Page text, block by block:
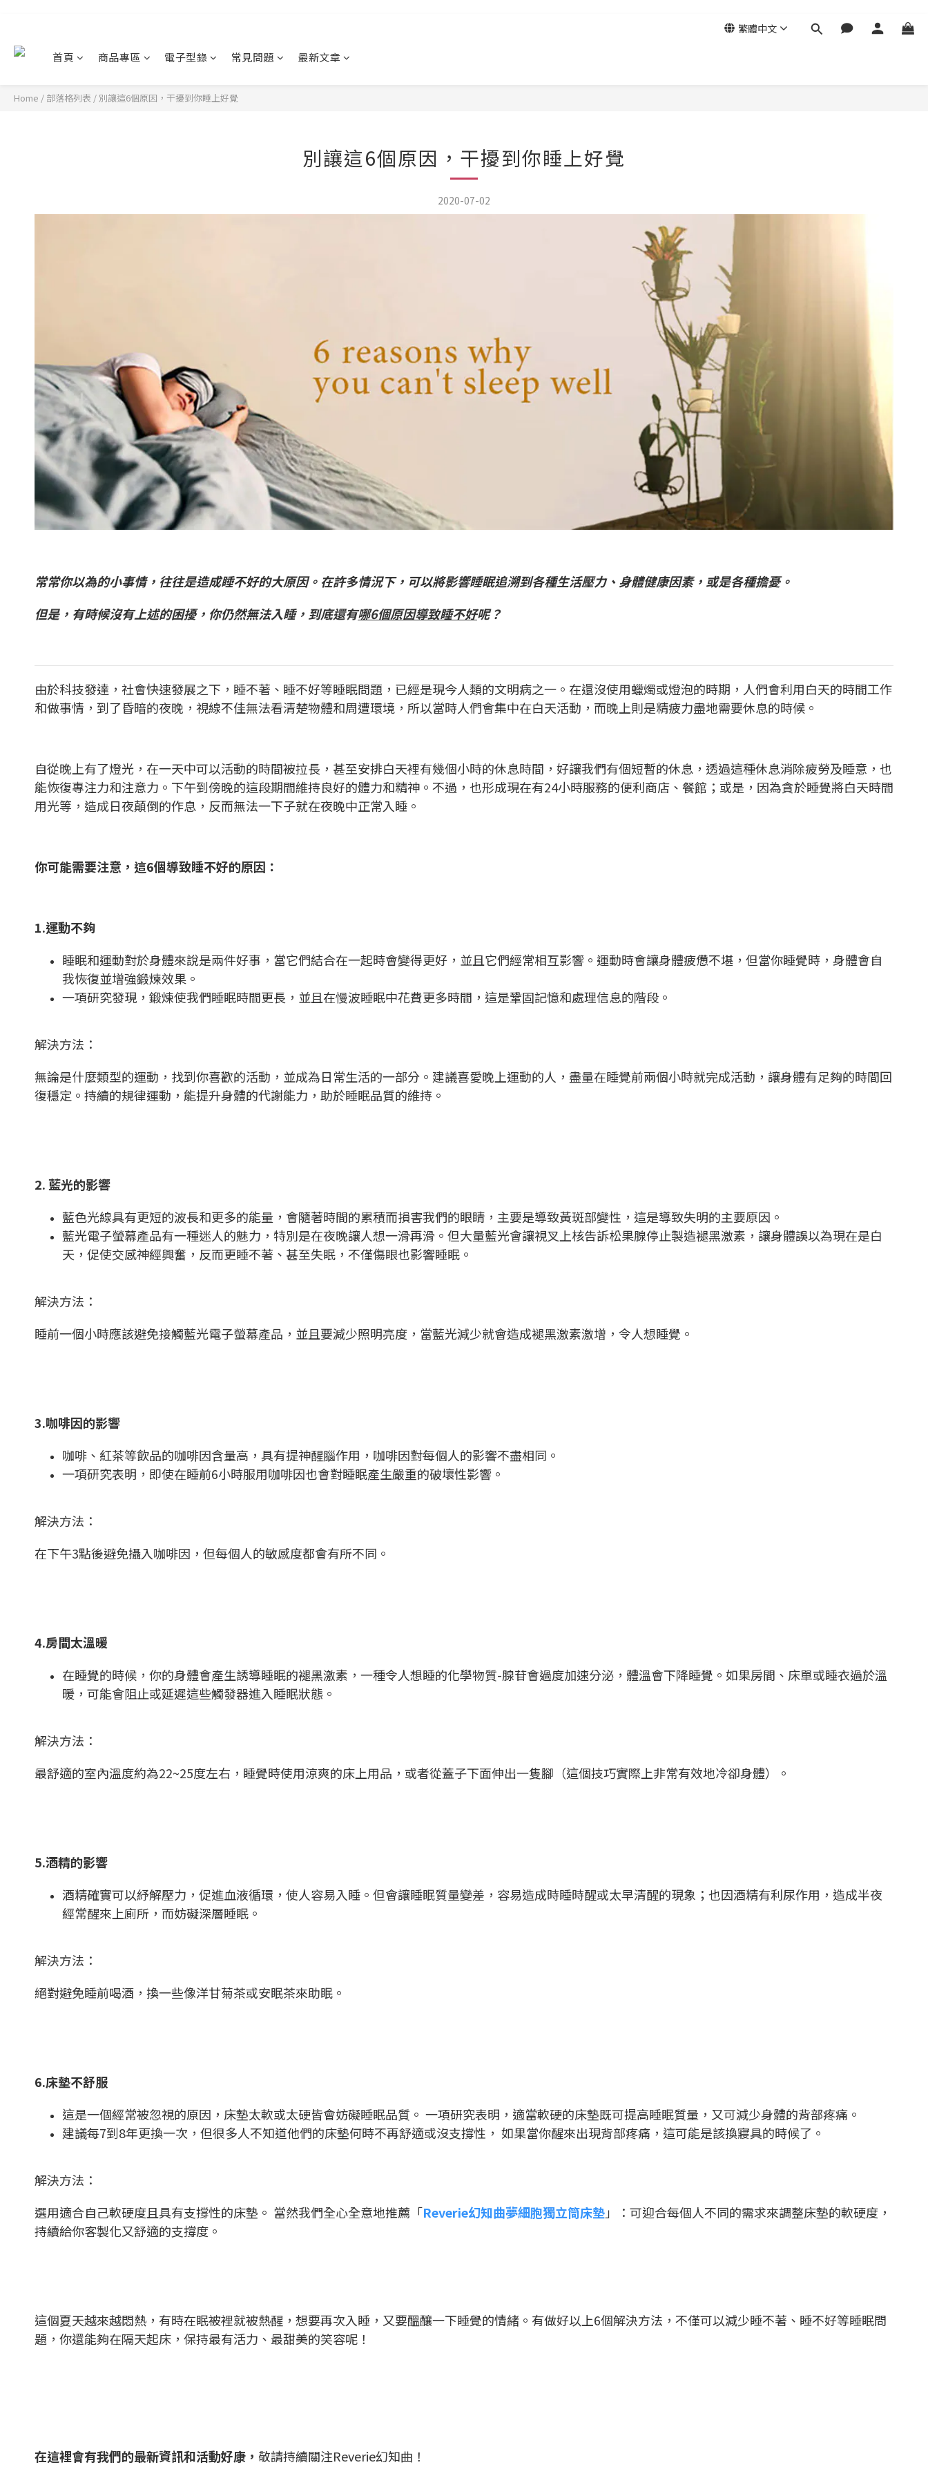
繁體中文
首頁 商品專區 電子型錄 常見問題 最新文章
Home / 部落格列表 / 別讓這6個原因，干擾到你睡上好覺
別讓這6個原因，干擾到你睡上好覺
2020-07-02
常常你以為的小事情，往往是造成睡不好的大原因。在許多情況下，可以將影響睡眠追溯到各種生活壓力、身體健康因素，或是各種擔憂。
但是，有時候沒有上述的困擾，你仍然無法入睡，到底還有哪6個原因導致睡不好呢？
由於科技發達，社會快速發展之下，睡不著、睡不好等睡眠問題，已經是現今人類的文明病之一。在還沒使用蠟燭或燈泡的時期，人們會利用白天的時間工作
和做事情，到了昏暗的夜晚，視線不佳無法看清楚物體和周遭環境，所以當時人們會集中在白天活動，而晚上則是精疲力盡地需要休息的時候。
自從晚上有了燈光，在一天中可以活動的時間被拉長，甚至安排白天裡有幾個小時的休息時間，好讓我們有個短暫的休息，透過這種休息消除疲勞及睡意，也
能恢復專注力和注意力。下午到傍晚的這段期間維持良好的體力和精神。不過，也形成現在有24小時服務的便利商店、餐館；或是，因為貪於睡覺將白天時間
用光等，造成日夜顛倒的作息，反而無法一下子就在夜晚中正常入睡。
你可能需要注意，這6個導致睡不好的原因：
1.運動不夠
睡眠和運動對於身體來說是兩件好事，當它們結合在一起時會變得更好，並且它們經常相互影響。運動時會讓身體疲憊不堪，但當你睡覺時，身體會自
我恢復並增強鍛煉效果。
一項研究發現，鍛煉使我們睡眠時間更長，並且在慢波睡眠中花費更多時間，這是鞏固記憶和處理信息的階段。
解決方法：
無論是什麼類型的運動，找到你喜歡的活動，並成為日常生活的一部分。建議喜愛晚上運動的人，盡量在睡覺前兩個小時就完成活動，讓身體有足夠的時間回
復穩定。持續的規律運動，能提升身體的代謝能力，助於睡眠品質的維持。
2. 藍光的影響
藍色光線具有更短的波長和更多的能量，會隨著時間的累積而損害我們的眼睛，主要是導致黃斑部變性，這是導致失明的主要原因。
藍光電子螢幕產品有一種迷人的魅力，特別是在夜晚讓人想一滑再滑。但大量藍光會讓視叉上核告訴松果腺停止製造褪黑激素，讓身體誤以為現在是白
天，促使交感神經興奮，反而更睡不著、甚至失眠，不僅傷眼也影響睡眠。
解決方法：
睡前一個小時應該避免接觸藍光電子螢幕產品，並且要減少照明亮度，當藍光減少就會造成褪黑激素激增，令人想睡覺。
3.咖啡因的影響
咖啡、紅茶等飲品的咖啡因含量高，具有提神醒腦作用，咖啡因對每個人的影響不盡相同。
一項研究表明，即使在睡前6小時服用咖啡因也會對睡眠產生嚴重的破壞性影響。
解決方法：
在下午3點後避免攝入咖啡因，但每個人的敏感度都會有所不同。
4.房間太溫暖
在睡覺的時候，你的身體會產生誘導睡眠的褪黑激素，一種令人想睡的化學物質-腺苷會過度加速分泌，體溫會下降睡覺。如果房間、床單或睡衣過於溫
暖，可能會阻止或延遲這些觸發器進入睡眠狀態。
解決方法：
最舒適的室內溫度約為22~25度左右，睡覺時使用涼爽的床上用品，或者從蓋子下面伸出一隻腳（這個技巧實際上非常有效地冷卻身體）。
5.酒精的影響
酒精確實可以紓解壓力，促進血液循環，使人容易入睡。但會讓睡眠質量變差，容易造成時睡時醒或太早清醒的現象；也因酒精有利尿作用，造成半夜
經常醒來上廁所，而妨礙深層睡眠。
解決方法：
絕對避免睡前喝酒，換一些像洋甘菊茶或安眠茶來助眠。
6.床墊不舒服
這是一個經常被忽視的原因，床墊太軟或太硬皆會妨礙睡眠品質。 一項研究表明，適當軟硬的床墊既可提高睡眠質量，又可減少身體的背部疼痛。
建議每7到8年更換一次，但很多人不知道他們的床墊何時不再舒適或沒支撐性， 如果當你醒來出現背部疼痛，這可能是該換寢具的時候了。
解決方法：
選用適合自己軟硬度且具有支撐性的床墊。 當然我們全心全意地推薦「Reverie幻知曲夢細胞獨立筒床墊」：可迎合每個人不同的需求來調整床墊的軟硬度，
持續給你客製化又舒適的支撐度。
這個夏天越來越悶熱，有時在眠被裡就被熱醒，想要再次入睡，又要醞釀一下睡覺的情緒。有做好以上6個解決方法，不僅可以減少睡不著、睡不好等睡眠問
題，你還能夠在隔天起床，保持最有活力、最甜美的笑容呢！
在這裡會有我們的最新資訊和活動好康， 敬請持續關注Reverie幻知曲！